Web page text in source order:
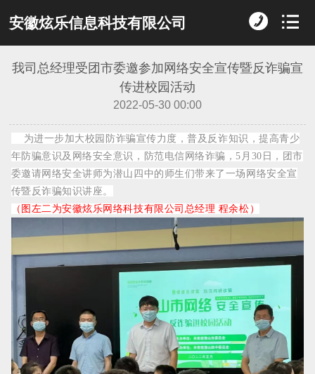
安徽炫乐信息科技有限公司
我司总经理受团市委邀参加网络安全宣传暨反诈骗宣
传进校园活动
2022-05-30 00:00
为进一步加大校园防诈骗宣传力度，普及反诈知识，提高青少
年防骗意识及网络安全意识，防范电信网络诈骗，5月30日，团市
委邀请网络安全讲师为潜山四中的师生们带来了一场网络安全宣
传暨反诈骗知识讲座。
（图左二为安徽炫乐网络科技有限公司总经理 程余松 ）